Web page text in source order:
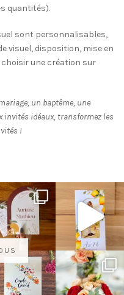
quantités).
sont personnalisables,
visuel, disposition, mise en
choisir une création sur
un baptême, une
invités idéaux, transformez les
!